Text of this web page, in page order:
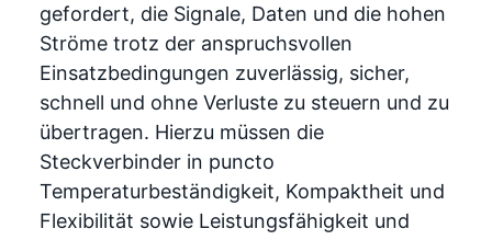
gefordert, die Signale, Daten und die hohen
Ströme trotz der anspruchsvollen
Einsatzbedingungen zuverlässig, sicher,
schnell und ohne Verluste zu steuern und zu
übertragen. Hierzu müssen die
Steckverbinder in puncto
Temperaturbeständigkeit, Kompaktheit und
Flexibilität sowie Leistungsfähigkeit und